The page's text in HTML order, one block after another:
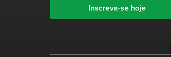
Inscreva-se hoje